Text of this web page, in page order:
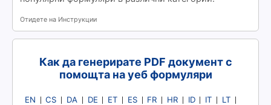
Отидете на Инструкции
Как да генерирате PDF документ с
помощта на уеб формуляри
EN CS DA DE ET ES FR HR ID IT LT